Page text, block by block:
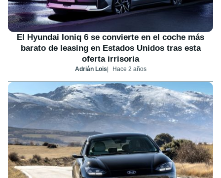
El Hyundai Ioniq 6 se convierte en el coche más
barato de leasing en Estados Unidos tras esta
oferta irrisoria
Adrián Lois Hace 2 años